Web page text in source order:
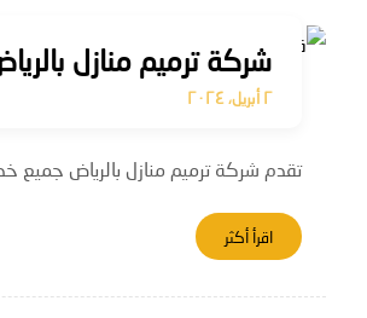
شركة ترميم منازل
٢ أبريل، ٢٠٢٤
تقدم شركة ترميم منازل بالرياض جميع
اقرأ أكثر